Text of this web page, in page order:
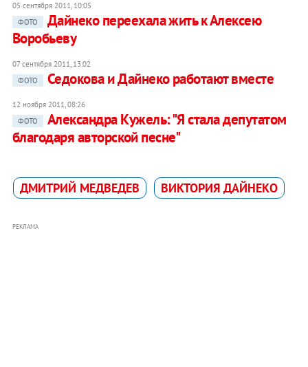
05 сентября 2011, 10:05
ФОТО
Дайнеко переехала жить к Алексею
Воробьеву
07 сентября 2011, 13:02
ФОТО
Седокова и Дайнеко работают вместе
12 ноября 2011, 08:26
ФОТО
Александра Кужель: "Я стала депутатом
благодаря авторской песне"
ДМИТРИЙ МЕДВЕДЕВ ВИКТОРИЯ ДАЙНЕКО
РЕКЛАМА